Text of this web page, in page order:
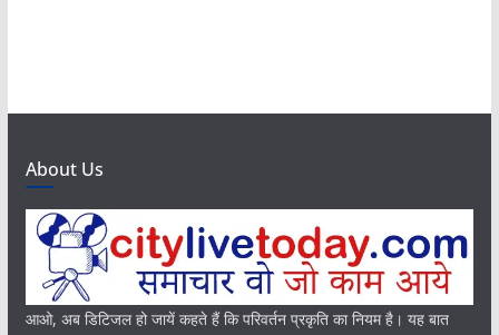
About Us
आओ, अब डिटिजल हो जायें कहते हैं कि परिवर्तन प्रकृति का नियम है। यह बात